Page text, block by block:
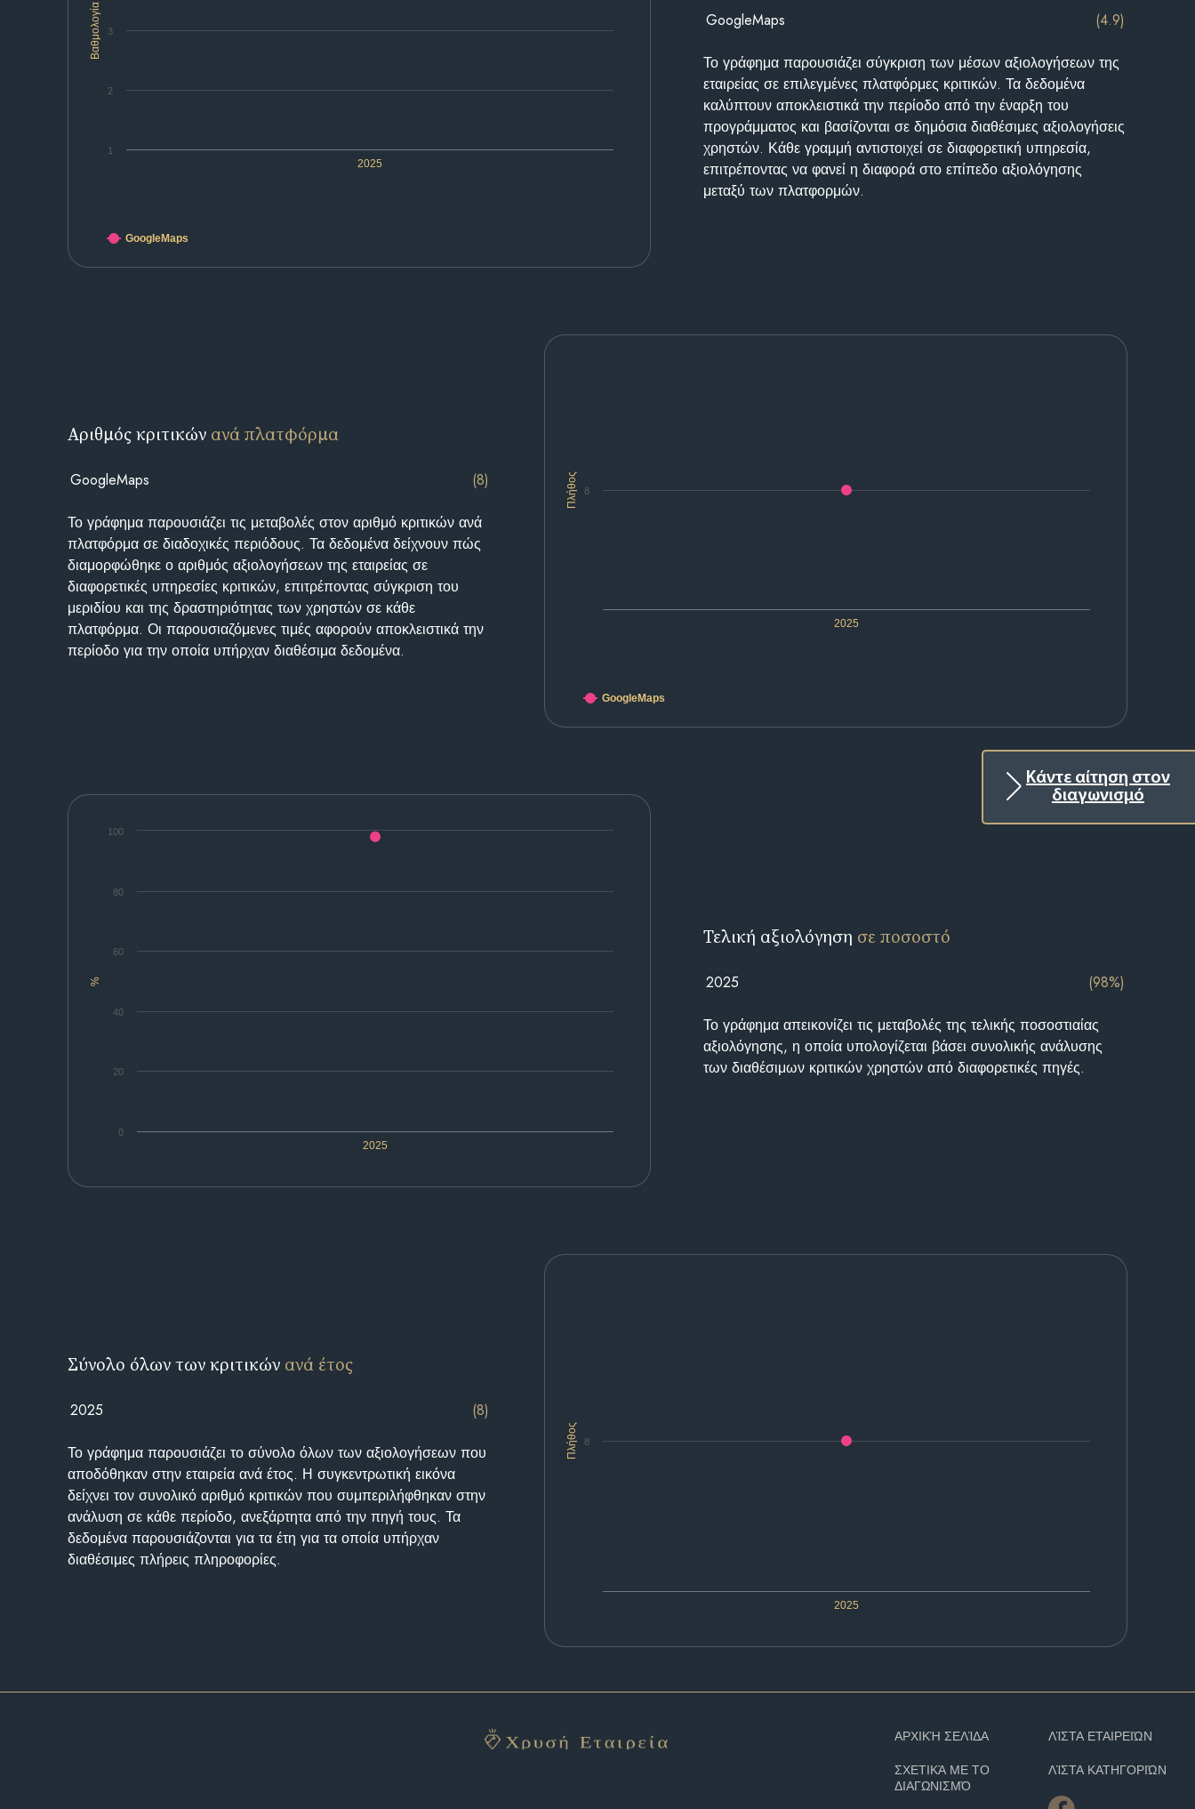
Κάντε αίτηση στον
διαγωνισμό
Βαθμολογία
2025
1
2
3
GoogleMaps
GoogleMaps (4.9)
Το γράφημα παρουσιάζει σύγκριση των μέσων αξιολογήσεων της
εταιρείας σε επιλεγμένες πλατφόρμες κριτικών. Τα δεδομένα
καλύπτουν αποκλειστικά την περίοδο από την έναρξη του
προγράμματος και βασίζονται σε δημόσια διαθέσιμες αξιολογήσεις
χρηστών. Κάθε γραμμή αντιστοιχεί σε διαφορετική υπηρεσία,
επιτρέποντας να φανεί η διαφορά στο επίπεδο αξιολόγησης
μεταξύ των πλατφορμών.
Πλήθος
2025
8
GoogleMaps
Αριθμός κριτικών ανά πλατφόρμα
GoogleMaps (8)
Το γράφημα παρουσιάζει τις μεταβολές στον αριθμό κριτικών ανά
πλατφόρμα σε διαδοχικές περιόδους. Τα δεδομένα δείχνουν πώς
διαμορφώθηκε ο αριθμός αξιολογήσεων της εταιρείας σε
διαφορετικές υπηρεσίες κριτικών, επιτρέποντας σύγκριση του
μεριδίου και της δραστηριότητας των χρηστών σε κάθε
πλατφόρμα. Οι παρουσιαζόμενες τιμές αφορούν αποκλειστικά την
περίοδο για την οποία υπήρχαν διαθέσιμα δεδομένα.
%
2025
0
20
40
60
80
100
Τελική αξιολόγηση σε ποσοστό
2025 (98%)
Το γράφημα απεικονίζει τις μεταβολές της τελικής ποσοστιαίας
αξιολόγησης, η οποία υπολογίζεται βάσει συνολικής ανάλυσης
των διαθέσιμων κριτικών χρηστών από διαφορετικές πηγές.
Πλήθος
2025
8
Σύνολο όλων των κριτικών ανά έτος
2025 (8)
Το γράφημα παρουσιάζει το σύνολο όλων των αξιολογήσεων που
αποδόθηκαν στην εταιρεία ανά έτος. Η συγκεντρωτική εικόνα
δείχνει τον συνολικό αριθμό κριτικών που συμπεριλήφθηκαν στην
ανάλυση σε κάθε περίοδο, ανεξάρτητα από την πηγή τους. Τα
δεδομένα παρουσιάζονται για τα έτη για τα οποία υπήρχαν
διαθέσιμες πλήρεις πληροφορίες.
ΑΡΧΙΚΉ ΣΕΛΊΔΑ
ΣΧΕΤΙΚΆ ΜΕ ΤΟ
ΔΙΑΓΩΝΙΣΜΌ
ΛΊΣΤΑ ΕΤΑΙΡΕΙΏΝ
ΛΊΣΤΑ ΚΑΤΗΓΟΡΙΏΝ